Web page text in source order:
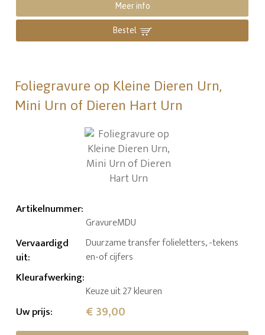
Meer info
Bestel
Foliegravure op Kleine Dieren Urn,
Mini Urn of Dieren Hart Urn
Artikelnummer:
GravureMDU
Vervaardigd
uit:
Duurzame transfer folieletters, -tekens
en-of cijfers
Kleurafwerking:
Keuze uit 27 kleuren
Uw prijs: € 39,00